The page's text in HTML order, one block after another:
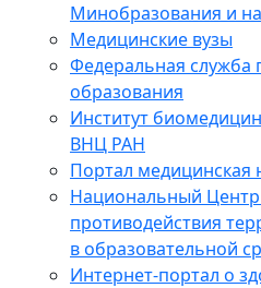
Минобразования и
Медицинские вузы
Федеральная служба
образования
Институт
ВНЦ РАН
Портал медицинская
Национальный
противодействия
в образовательной
Интернет-портал о